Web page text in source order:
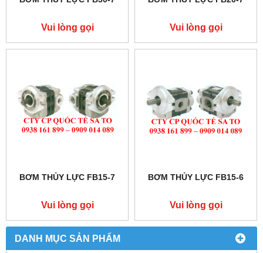
DANH MỤC SẢN PHẨM
Vui lòng gọi Vui lòng gọi
BƠM THỦY LỰC FB15-7
Vui lòng gọi
BƠM THỦY LỰC FB15-6
Vui lòng gọi